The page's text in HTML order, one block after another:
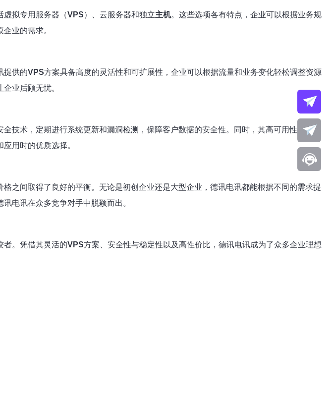
虚拟专用服务器（VPS）、云服务器和独立主机。这些选项各有特点，企业可以根据业务规
业的需求。
提供的VPS方案具备高度的灵活性和可扩展性，企业可以根据流量和业务变化轻松调整资源
业后顾无忧。
技术，定期进行系统更新和漏洞检测，保障客户数据的安全性。同时，其高可用性的架构
用时的优质选择。
之间取得了良好的平衡。无论是初创企业还是大型企业，德讯电讯都能根据不同的需求提
电讯在众多竞争对手中脱颖而出。
者。凭借其灵活的VPS方案、安全性与稳定性以及高性价比，德讯电讯成为了众多企业理想